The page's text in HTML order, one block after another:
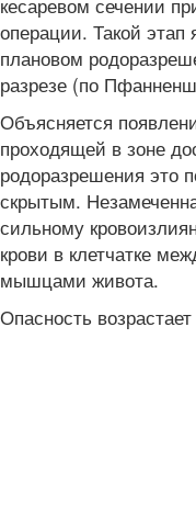
операции. Такой этап
плановом
разрезе (по
Объясняется
проходящей в зоне
родоразрешения это
скрытым.
сильному
крови в клетчатке
мышцами живота.
Опасность